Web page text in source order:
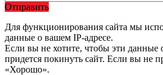
Отправить
Для функционирования сайта мы
данные о вашем IP-адресе.
Если вы не хотите, чтобы эти данные
придется покинуть сайт. Если вы не
«Хорошо».